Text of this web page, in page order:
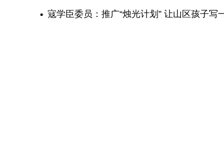
寇学臣委员：推广“烛光计划” 让山区孩子写